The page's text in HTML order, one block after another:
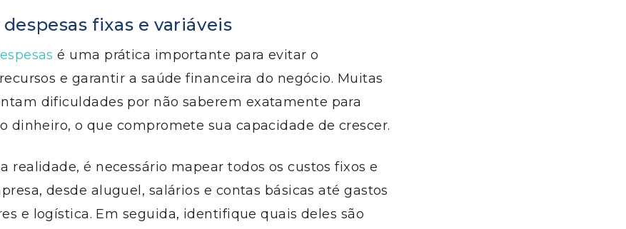
fixas e variáveis
é uma prática importante para evitar o
e garantir a saúde financeira do negócio. Muitas
dificuldades por não saberem exatamente para
dinheiro, o que compromete sua capacidade de crescer.
realidade, é necessário mapear todos os custos fixos e
desde aluguel, salários e contas básicas até gastos
e logística. Em seguida, identifique quais deles são